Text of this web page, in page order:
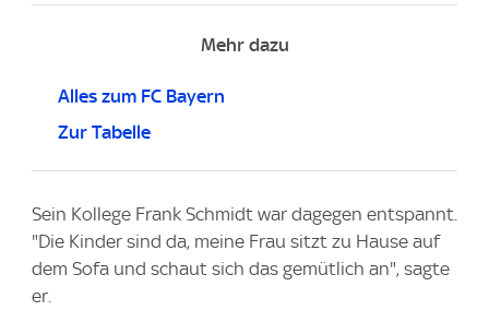
Mehr dazu
Alles zum FC Bayern
Zur Tabelle
Sein Kollege Frank Schmidt war dagegen entspannt.
"Die Kinder sind da, meine Frau sitzt zu Hause auf
dem Sofa und schaut sich das gemütlich an", sagte
er.